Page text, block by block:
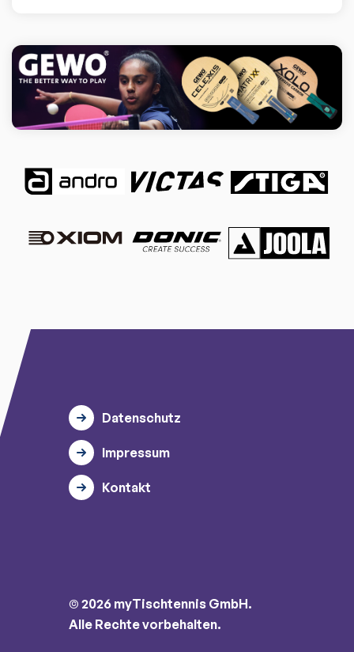
Datenschutz
Impressum
Kontakt
© 2026 myTischtennis GmbH.
Alle Rechte vorbehalten.